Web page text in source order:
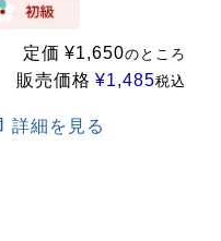
定価 ¥1,650のところ
販売価格 ¥1,485税込
詳細を見る